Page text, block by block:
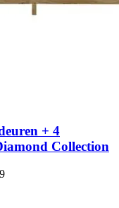
+ 4
Collection